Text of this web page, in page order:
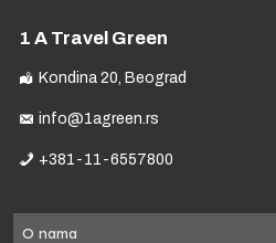
1 A Travel Green
Kondina 20, Beograd
info@1agreen.rs
+381-11-6557800
O nama